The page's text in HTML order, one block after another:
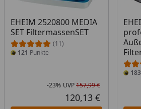
EHEIM 2520800 MEDIA
SET FiltermassenSET
(11)
121 Punkte
Rabatt in
-23% UVP157,99 €
Aktueller
120,13 €
183